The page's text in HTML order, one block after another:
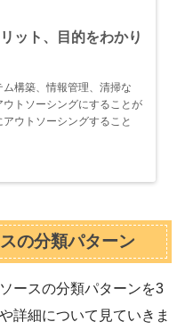
ット、目的をわかり
構築、情報管理、清掃な
トソーシングにすることが
ウトソーシングすること
の分類パターン
ースの分類パターンを3
詳細について見ていきま